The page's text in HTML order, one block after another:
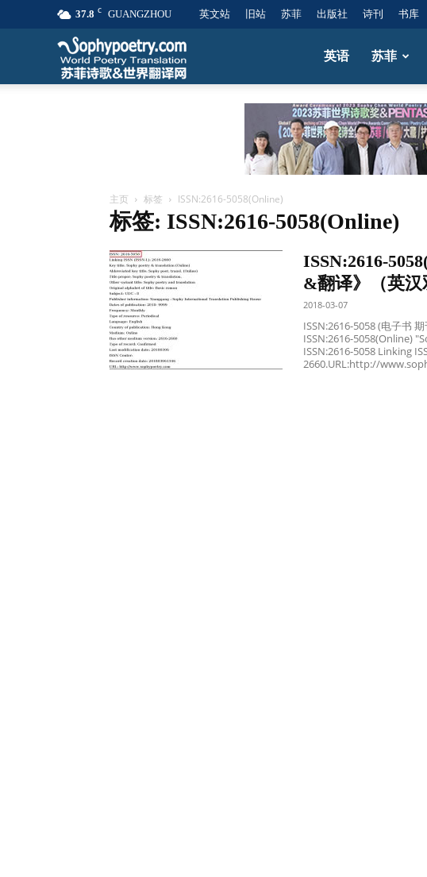
37.8 C GUANGZHOU 英文站 旧站 苏菲 出版社 诗刊 书库
歌
&
英语 苏菲
主页 标签 ISSN:2616-5058(Online)
标签: ISSN:2616-5058(Online)
ISSN:2616-
&翻译》（英汉
2018-03-07
ISSN:2616-5058 (电子书
ISSN:2616-5058(Online)
ISSN:2616-5058 Linking
2660.URL:http://